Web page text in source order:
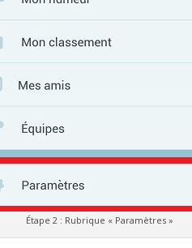
Étape 2 : Rubrique « Paramètres »